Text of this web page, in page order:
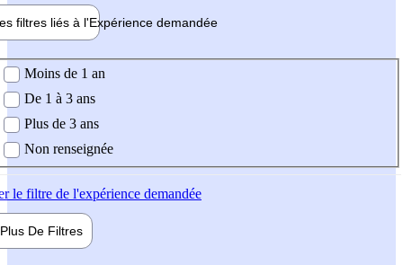
filtres liés à l'Expérience demandée
demandée
Moins de 1 an
De 1 à 3 ans
Plus de 3 ans
Non renseignée
le filtre de l'expérience demandée
Plus De Filtres